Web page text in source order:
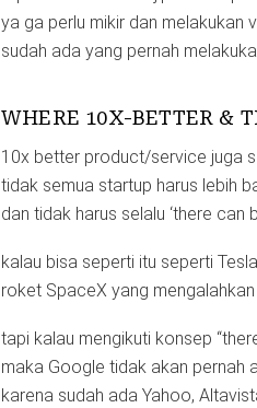
ya ga perlu mikir dan melakukan
sudah ada yang pernah
WHERE 10X-BETTER &
10x better product/service juga
tidak semua startup harus lebih
dan tidak harus selalu ‘there can
kalau bisa seperti itu seperti
roket SpaceX yang
tapi kalau mengikuti konsep
maka Google tidak akan pernah
karena sudah ada Yahoo,